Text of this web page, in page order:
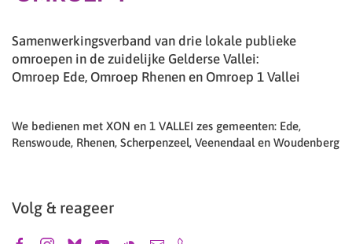
Samenwerkingsverband van drie lokale publieke
omroepen in de zuidelijke Gelderse Vallei:
Omroep Ede, Omroep Rhenen en Omroep 1 Vallei
We bedienen met XON en 1 VALLEI zes gemeenten: Ede,
Renswoude, Rhenen, Scherpenzeel, Veenendaal en Woudenberg
Volg & reageer